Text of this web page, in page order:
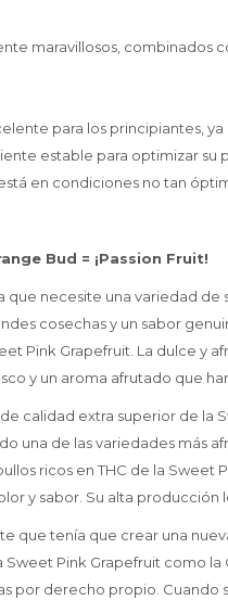
maravillosos, combinados
para los principiantes,
estable para optimizar
en condiciones no tan
Bud = ¡Passion Fruit!
que necesite una variedad
cosechas y un sabor
Pink Grapefruit. La dulce y
y un aroma afrutado que
calidad extra superior de la
una de las variedades más
ricos en THC de la Sweet
y sabor. Su alta producción
que tenía que crear una
Sweet Pink Grapefruit como
por derecho propio.